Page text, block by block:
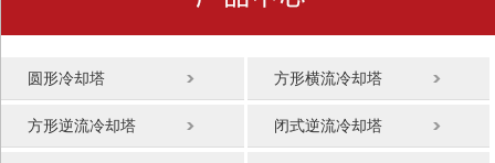
圆形冷却塔 方形横流冷却塔
方形逆流冷却塔 闭式逆流冷却塔